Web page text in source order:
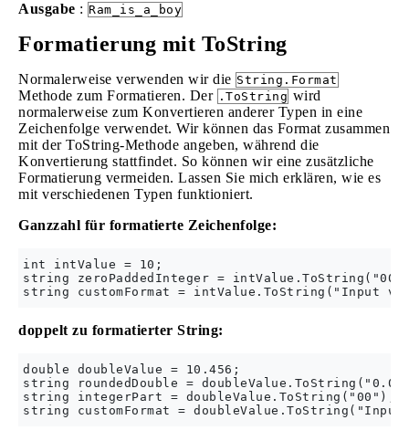
Ausgabe : Ram_is_a_boy
Formatierung mit ToString
Normalerweise verwenden wir die String.Format
Methode zum Formatieren. Der .ToString wird
normalerweise zum Konvertieren anderer Typen in eine
Zeichenfolge verwendet. Wir können das Format zusammen
mit der ToString-Methode angeben, während die
Konvertierung stattfindet. So können wir eine zusätzliche
Formatierung vermeiden. Lassen Sie mich erklären, wie es
mit verschiedenen Typen funktioniert.
Ganzzahl für formatierte Zeichenfolge:
int intValue = 10;
string zeroPaddedInteger =
doppelt zu formatierter String:
double doubleValue = 10.456;
string roundedDouble =
string integerPart =